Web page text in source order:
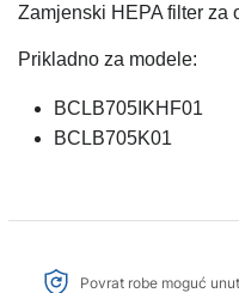
Zamjenski HEPA filter za
Prikladno za modele:
BCLB705IKHF01
BCLB705K01
Povrat robe moguć